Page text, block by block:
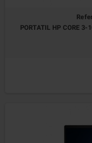
PORTATIL HP CORE 3-